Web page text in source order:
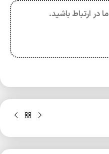
در ارتباط باشید.